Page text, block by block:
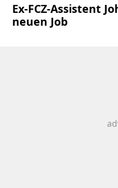
Ex-FCZ-Assistent
neuen Job